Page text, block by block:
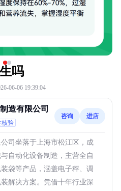
吗
06-06 19:39:04
造有限公司
核验
咨询 进店
司坐落于上海市松江区，成
自动化设备制造，主营全自
袋等产品，涵盖电子秤、调
解决方案。凭借十年行业深